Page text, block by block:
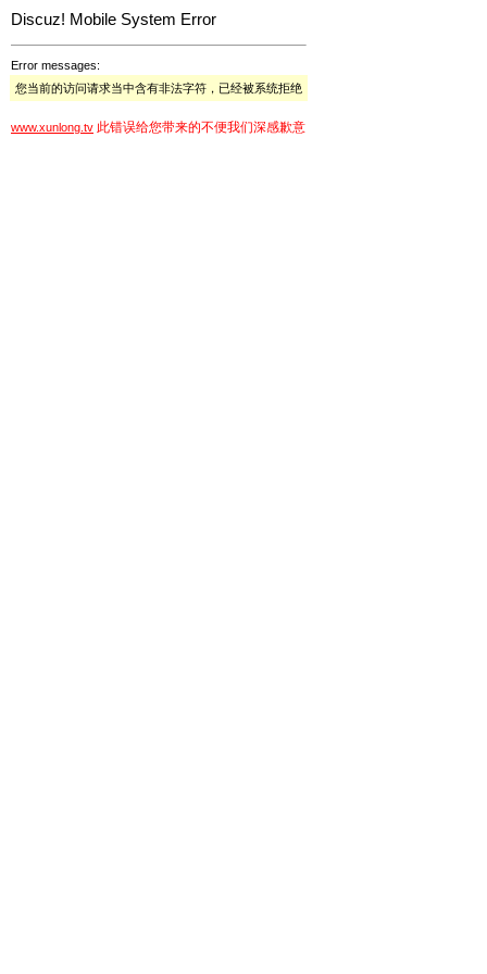
Discuz! Mobile System Error
Error messages:
您当前的访问请求当中含有非法字符，已经被系统拒绝
www.xunlong.tv 此错误给您带来的不便我们深感歉意